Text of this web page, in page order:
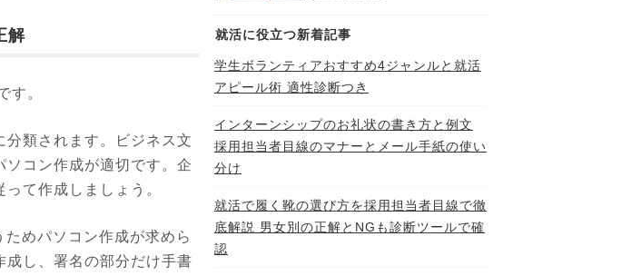
解
す。
類されます。ビジネス文
コン作成が適切です。企
て作成しましょう。
めパソコン作成が求めら
成し、署名の部分だけ手書
就活に役立つ新着記事
学生ボランティアおすすめ4ジャンルと就活
アピール術 適性診断つき
インターンシップのお礼状の書き方と例文
採用担当者目線のマナーとメール手紙の使い
分け
就活で履く靴の選び方を採用担当者目線で徹
底解説 男女別の正解とNGも診断ツールで確
認